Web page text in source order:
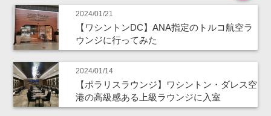
2024/01/21
【ワシントンDC】ANA指定のトルコ航空ラ
ウンジに行ってみた
2024/01/14
【ポラリスラウンジ】ワシントン・ダレス空
港の高級感ある上級ラウンジに入室